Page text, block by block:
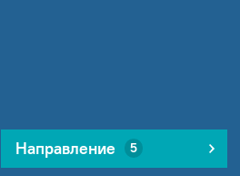
Направление 5